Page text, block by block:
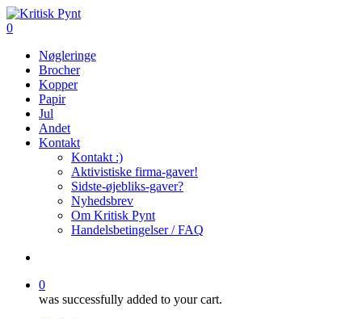
Skip
to
content
search
0
Nøgleringe
Brocher
Kopper
Papir
Jul
Andet
Kontakt
Kontakt :)
Aktivistiske firma-gaver!
Sidste-øjebliks-gaver?
Nyhedsbrev
Om Kritisk Pynt
Handelsbetingelser / FAQ
0
was successfully added to your cart.